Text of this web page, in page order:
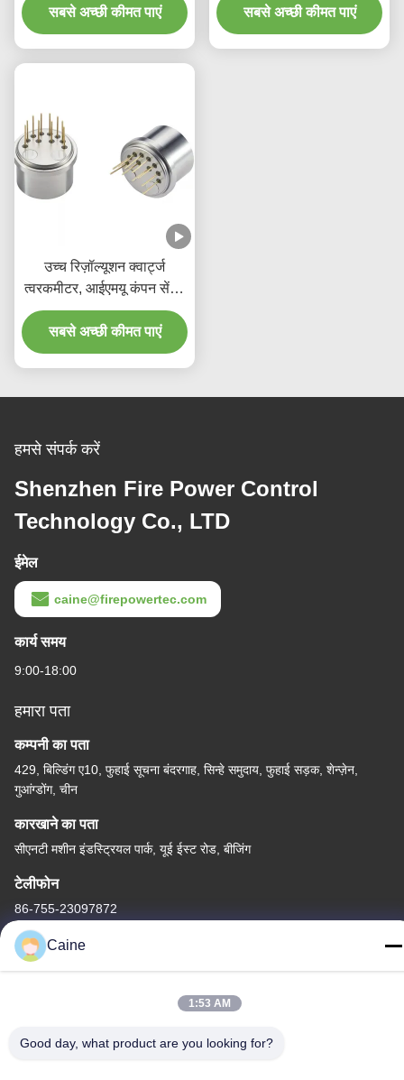
सबसे अच्छी कीमत पाएं
सबसे अच्छी कीमत पाएं
उच्च रिज़ॉल्यूशन क्वार्ट्ज
त्वरकमीटर, आईएमयू कंपन सेंसर
कम पूर्वाग्रह
सबसे अच्छी कीमत पाएं
हमसे संपर्क करें
Shenzhen Fire Power Control
Technology Co., LTD
ईमेल
caine@firepowertec.com
कार्य समय
9:00-18:00
हमारा पता
कम्पनी का पता
429, बिल्डिंग ए10, फुहाई सूचना बंदरगाह, सिन्हे समुदाय, फुहाई सड़क, शेन्ज़ेन,
गुआंग्डोंग, चीन
कारखाने का पता
सीएनटी मशीन इंडस्ट्रियल पार्क, यूई ईस्ट रोड, बीजिंग
टेलीफोन
86-755-23097872
चीन अच्छी गुणवत्ता एक्सेलेरोमीटर गायरो सेंसर आपूर्तिकर्ता. कॉपीराइट © -2026
Shenzhen Fire Power Control Technology Co., LTD सभी अधिकार
Caine
1:53 AM
Good day, what product are you looking for?